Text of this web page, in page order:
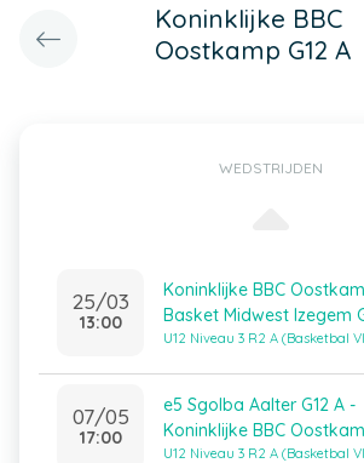
Koninklijke BBC
Oostkamp G12 A
WEDSTRIJDEN
25/03
13:00
Koninklijke BBC
Basket Midwest Izegem
U12 Niveau 3 R2 A (Basketbal
07/05
17:00
e5 Sgolba Aalter G12 A -
Koninklijke BBC
U12 Niveau 3 R2 A (Basketbal